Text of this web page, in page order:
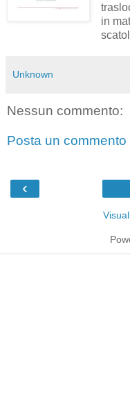
in
Unknown
Nessun commento:
Posta un commento
‹